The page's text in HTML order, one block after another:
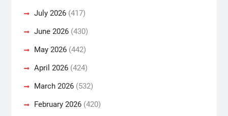
July 2026(417)
June 2026(430)
May 2026(442)
April 2026(424)
March 2026(532)
February 2026(420)